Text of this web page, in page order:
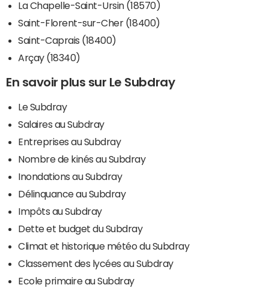
La Chapelle-Saint-Ursin (18570)
Saint-Florent-sur-Cher (18400)
Saint-Caprais (18400)
Arçay (18340)
En savoir plus sur Le Subdray
Le Subdray
Salaires au Subdray
Entreprises au Subdray
Nombre de kinés au Subdray
Inondations au Subdray
Délinquance au Subdray
Impôts au Subdray
Dette et budget du Subdray
Climat et historique météo du Subdray
Classement des lycées au Subdray
Ecole primaire au Subdray